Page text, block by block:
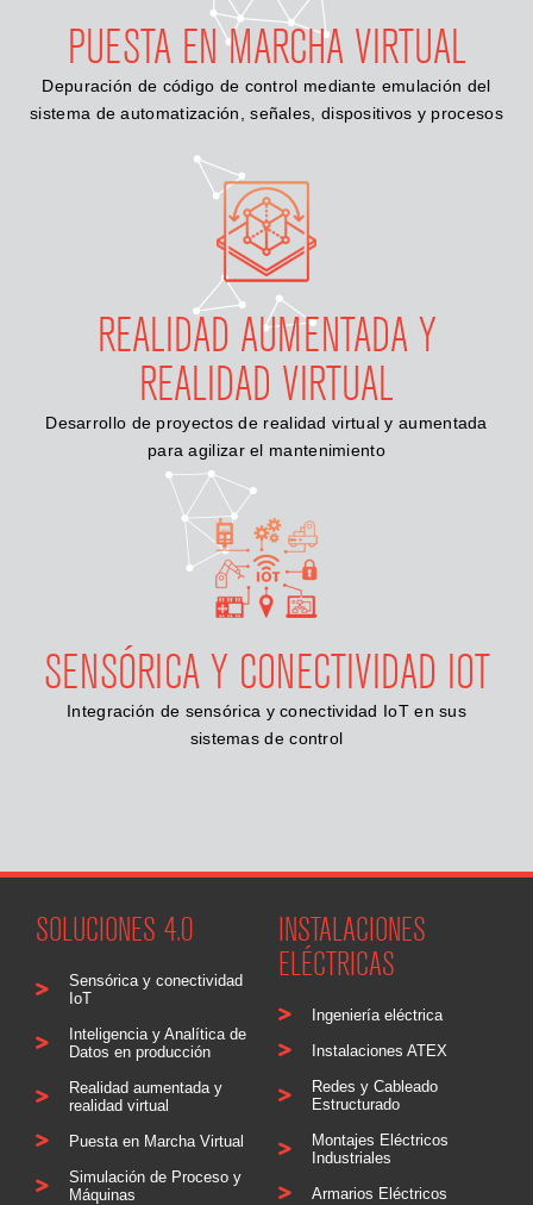
PUESTA EN MARCHA VIRTUAL
Depuración de código de control mediante emulación del
sistema de automatización, señales, dispositivos y procesos
REALIDAD AUMENTADA Y
REALIDAD VIRTUAL
Desarrollo de proyectos de realidad virtual y aumentada
para agilizar el mantenimiento
SENSÓRICA Y CONECTIVIDAD IOT
Integración de sensórica y conectividad IoT en sus
sistemas de control
SOLUCIONES 4.0
Sensórica y conectividad
IoT
Inteligencia y Analítica de
Datos en producción
Realidad aumentada y
realidad virtual
Puesta en Marcha Virtual
Simulación de Proceso y
Máquinas
INSTALACIONES
ELÉCTRICAS
Ingeniería eléctrica
Instalaciones ATEX
Redes y Cableado
Estructurado
Montajes Eléctricos
Industriales
Armarios Eléctricos